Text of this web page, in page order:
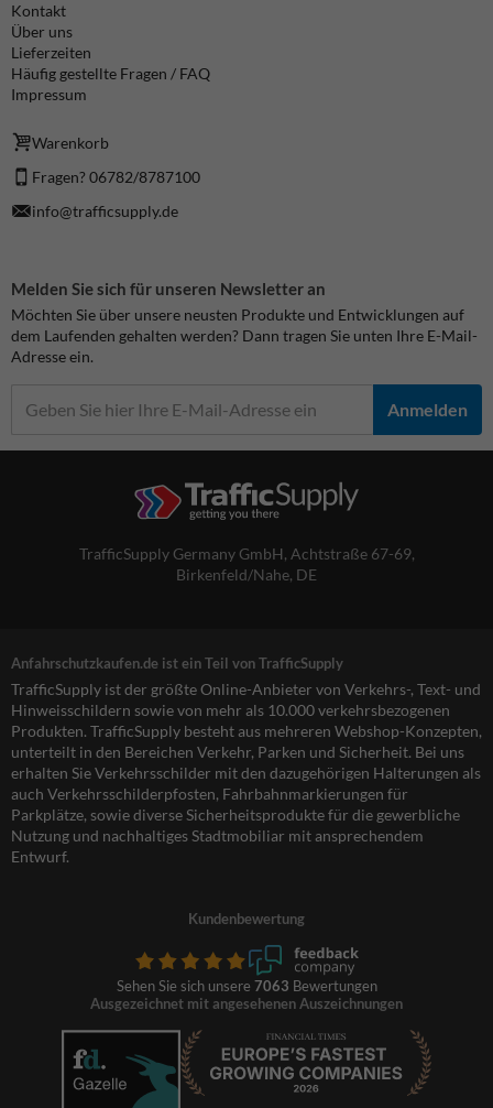
Kontakt
Über uns
Lieferzeiten
Häufig gestellte Fragen / FAQ
Impressum
Warenkorb
Fragen? 06782/8787100
info@trafficsupply.de
Melden Sie sich für unseren Newsletter an
Möchten Sie über unsere neusten Produkte und Entwicklungen auf
dem Laufenden gehalten werden? Dann tragen Sie unten Ihre E-Mail-
Adresse ein.
Anmelden
TrafficSupply Germany GmbH, Achtstraße 67-69,
Birkenfeld/Nahe, DE
Anfahrschutzkaufen.de ist ein Teil von TrafficSupply
TrafficSupply ist der größte Online-Anbieter von Verkehrs-, Text- und
Hinweisschildern sowie von mehr als 10.000 verkehrsbezogenen
Produkten. TrafficSupply besteht aus mehreren Webshop-Konzepten,
unterteilt in den Bereichen Verkehr, Parken und Sicherheit. Bei uns
erhalten Sie Verkehrsschilder mit den dazugehörigen Halterungen als
auch Verkehrsschilderpfosten, Fahrbahnmarkierungen für
Parkplätze, sowie diverse Sicherheitsprodukte für die gewerbliche
Nutzung und nachhaltiges Stadtmobiliar mit ansprechendem
Entwurf.
Kundenbewertung
Sehen Sie sich unsere 7063 Bewertungen
Ausgezeichnet mit angesehenen Auszeichnungen